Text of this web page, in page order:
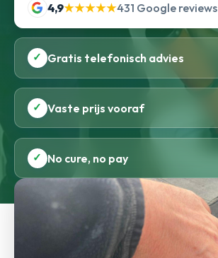
4,9★★★★★431 Google reviews
✓ Gratis telefonisch advies
✓ Vaste prijs vooraf
✓ No cure, no pay